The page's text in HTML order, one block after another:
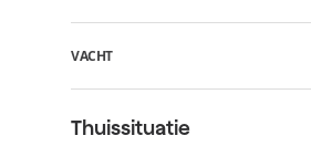
VACHT
Thuissituatie